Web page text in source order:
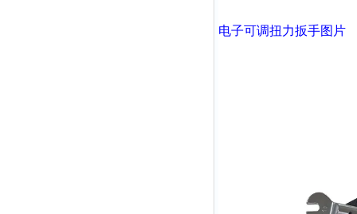
电子可调扭力扳手图片